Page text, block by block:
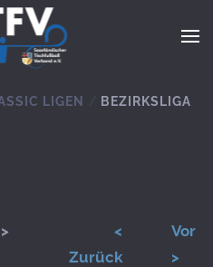
LIGEN
BEZIRKSLIGA
>
<
Zurück
Vor
>